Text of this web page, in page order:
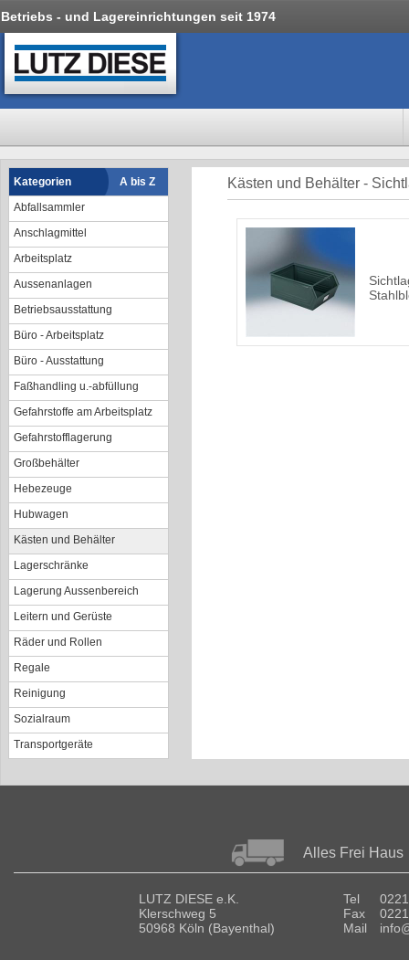
Betriebs - und Lagereinrichtungen seit 1974
Kategorien
A bis Z
Abfallsammler
Anschlagmittel
Arbeitsplatz
Aussenanlagen
Betriebsausstattung
Büro - Arbeitsplatz
Büro - Ausstattung
Faßhandling u.-abfüllung
Gefahrstoffe am Arbeitsplatz
Gefahrstofflagerung
Großbehälter
Hebezeuge
Hubwagen
Kästen und Behälter
Lagerschränke
Lagerung Aussenbereich
Leitern und Gerüste
Räder und Rollen
Regale
Reinigung
Sozialraum
Transportgeräte
Kästen und Behälter -
Alles Frei Haus
LUTZ DIESE e.K.
Klerschweg 5
50968 Köln (Bayenthal)
Tel
Fax
Mail